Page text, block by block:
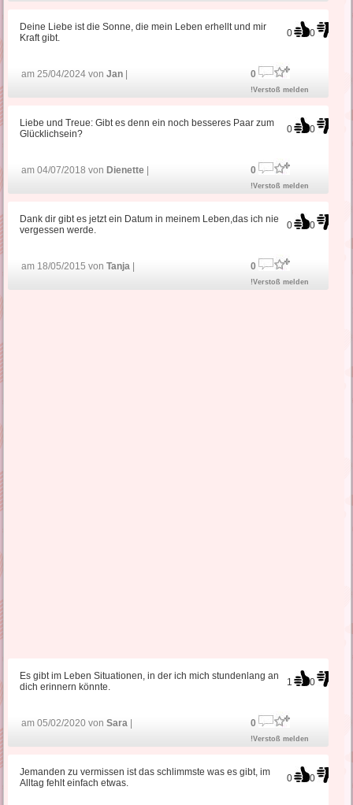
0 0
Deine Liebe ist die Sonne, die mein Leben erhellt und mir
Kraft gibt.
am 25/04/2024 vonJan 0
!Verstoß melden
0 0
Liebe und Treue: Gibt es denn ein noch besseres Paar zum
Glücklichsein?
am 04/07/2018 von Dienette 0
!Verstoß melden
0 0
Dank dir gibt es jetzt ein Datum in meinem Leben,das ich nie
vergessen werde.
am 18/05/2015 vonTanja 0
!Verstoß melden
1 0
Es gibt im Leben Situationen, in der ich mich stundenlang an
dich erinnern könnte.
am 05/02/2020 vonSara 0
!Verstoß melden
0 0
Jemanden zu vermissen ist das schlimmste was es gibt, im
Alltag fehlt einfach etwas.